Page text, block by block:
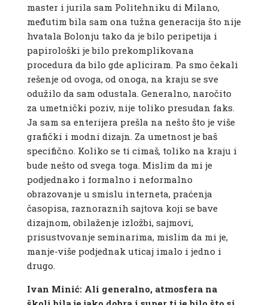
master i jurila sam Politehniku di Milano,
međutim bila sam ona tužna generacija što nije
hvatala Bolonju tako da je bilo peripetija i
papirološki je bilo prekomplikovana
procedura da bilo gde apliciram. Pa smo čekali
rešenje od ovoga, od onoga, na kraju se sve
odužilo da sam odustala. Generalno, naročito
za umetnički poziv, nije toliko presudan faks.
Ja sam sa enterijera prešla na nešto što je više
grafički i modni dizajn. Za umetnost je baš
specifično. Koliko se ti cimaš, toliko na kraju i
bude nešto od svega toga. Mislim da mi je
podjednako i formalno i neformalno
obrazovanje u smislu interneta, praćenja
časopisa, raznoraznih sajtova koji se bave
dizajnom, obilaženje izložbi, sajmovi,
prisustvovanje seminarima, mislim da mi je,
manje-više podjednak uticaj imalo i jedno i
drugo.
Ivan Minić: Ali generalno, atmosfera na